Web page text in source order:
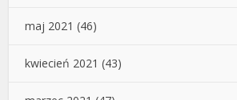
maj 2021 (46)
kwiecień 2021 (43)